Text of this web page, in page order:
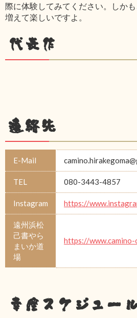
際に体験してみてください。しか
増えて楽しいですよ。
代表作
連絡先
E-Mail
TEL 080-3443-4857
Instagram https://
遠州浜松
己書やら
まいか道
場
https://www.camino-
幸座スケジュー